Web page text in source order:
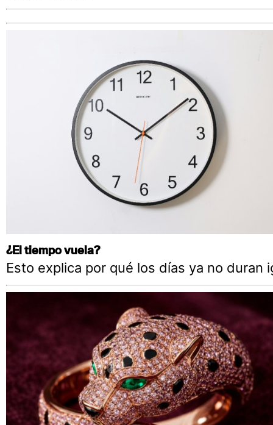
¿El tiempo vuela?
Esto explica por qué los días ya no duran